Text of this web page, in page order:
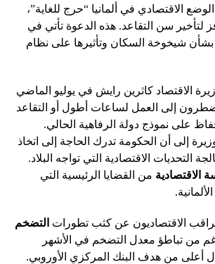
الاقتصادي في ألمانيا “حرج للغاية”،
لتأخير سن التقاعد. هذه الدعوة تأتي في
شيخوخة السكان وتأثيرها على نظام
الاقتصاد كاثرين رايش في يوليو الماضي
إلى العمل لساعات أطول أو التقاعد
على نموذج دولة الرفاهية الحالي.
إلى أن الحكومة تدرك الحاجة إلى اتخاذ
التحديات الاقتصادية التي تواجه البلاد.
الاقتصادية من القضايا الرئيسية التي
يراقب الاقتصاديون عن كثب تطورات التضخم
من تباطؤ معدل التضخم في الأشهر
يزال أعلى من هدف البنك المركزي الأوروبي.